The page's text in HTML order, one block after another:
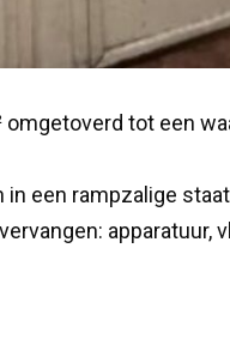
omgetoverd tot een
in een rampzalige
apparatuur,